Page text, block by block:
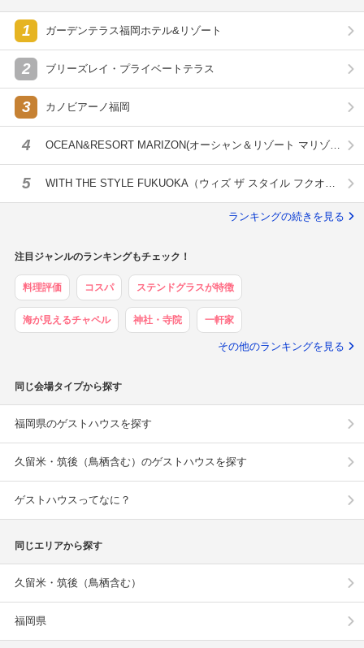
1 ガーデンテラス福岡ホテル&リゾート
2 ブリーズレイ・プライベートテラス
3 カノビアーノ福岡
4
OCEAN&RESORT MARIZON(オーシャン＆リゾート マリゾ
5
WITH THE STYLE FUKUOKA（ウィズ ザ スタイル フクオ
ランキングの続きを見る
注目ジャンルのランキングもチェック！
料理評価 コスパ ステンドグラスが特徴
海が見えるチャペル 神社・寺院 一軒家
その他のランキングを見る
同じ会場タイプから探す
福岡県のゲストハウスを探す
久留米・筑後（鳥栖含む）のゲストハウスを探す
ゲストハウスってなに？
同じエリアから探す
久留米・筑後（鳥栖含む）
福岡県